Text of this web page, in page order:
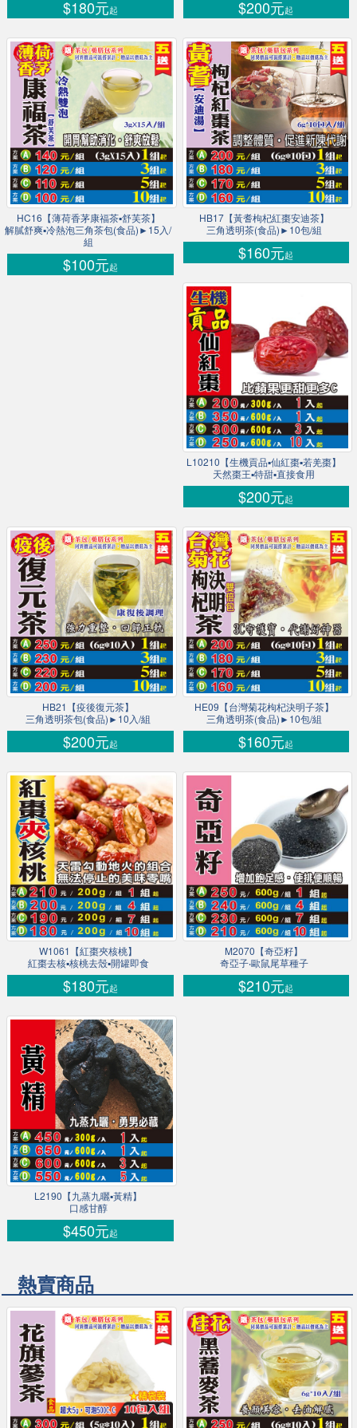
$180元起 $200元起
HC16【薄荷香茅康福茶▪舒芙茶】
解膩舒爽▪冷熱泡三角茶包(食品)►15入/
組
$100元起
HB17【黃耆枸杞紅棗安迪茶】
三角透明茶(食品)►10包/組
$160元起
L10210【生機貢品▪仙紅棗▪若羌棗】
天然棗王▪特甜▪直接食用
$200元起
HB21【疫後復元茶】
三角透明茶包(食品)►10入/組
$200元起
HE09【台灣菊花枸杞決明子茶】
三角透明茶(食品)►10包/組
$160元起
W1061【紅棗夾核桃】
紅棗去核▪核桃去殼▪開罐即食
$180元起
M2070【奇亞籽】
奇亞子‧歐鼠尾草種子
$210元起
L2190【九蒸九曬▪黃精】
口感甘醇
$450元起
熱賣商品